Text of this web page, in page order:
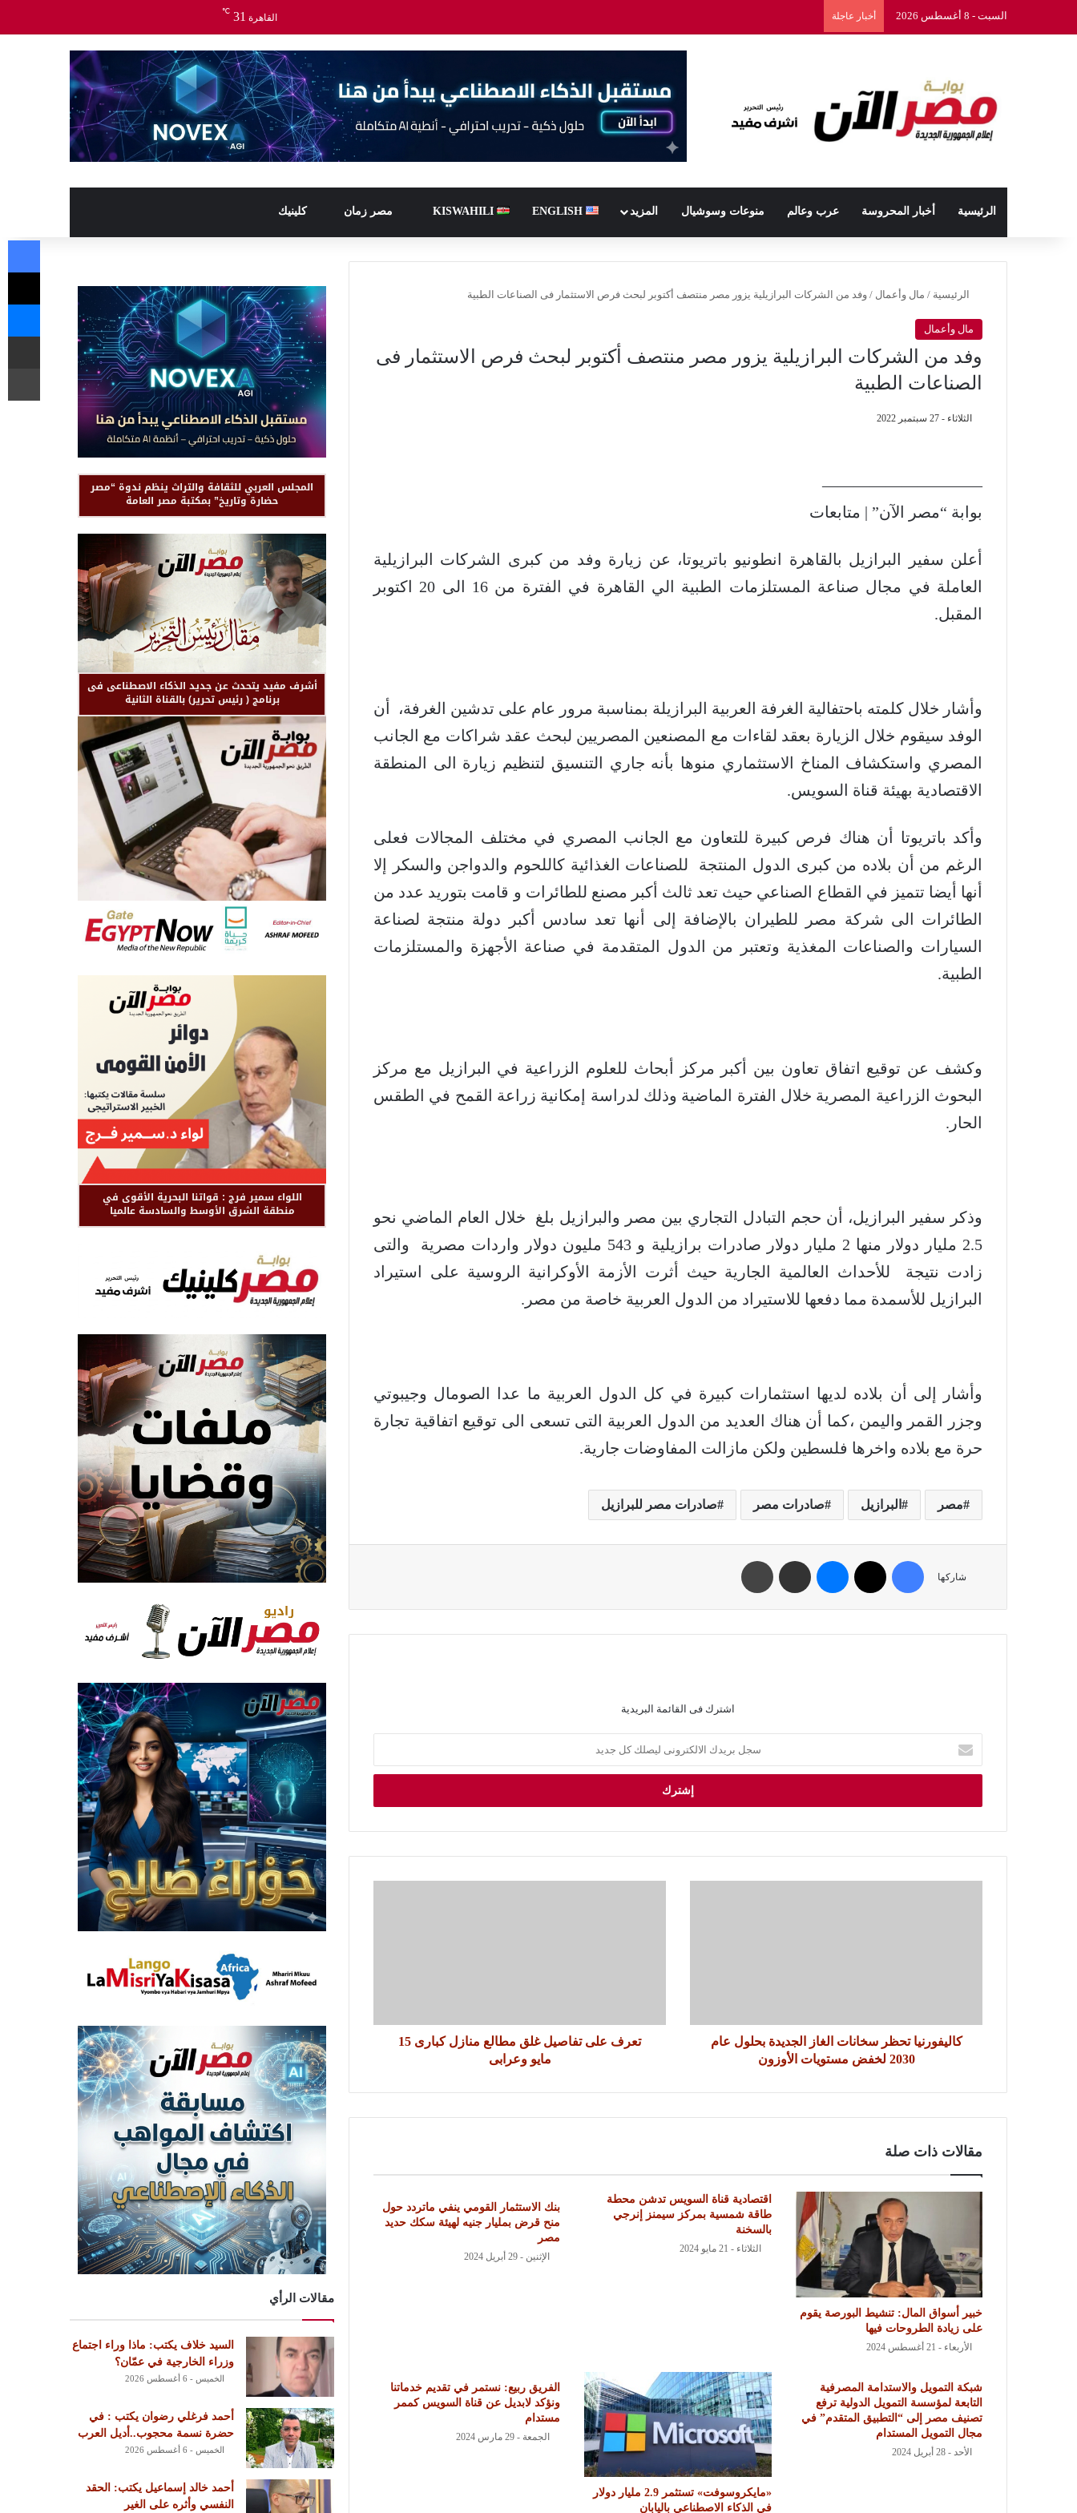
السبت - 8 أغسطس 2026 أخبار عاجلة القاهرة 31
℃
الرئيسية أخبار المحروسة عرب وعالم منوعات وسوشيال المزيد ENGLISH
KISWAHILI مصر زمان كلينيك
الرئيسية / مال وأعمال / وفد من الشركات البرازيلية يزور مصر منتصف أكتوبر لبحث فرص الاستثمار فى الصناعات الطبية
مال وأعمال
وفد من الشركات البرازيلية يزور مصر منتصف أكتوبر لبحث فرص الاستثمار فى
الصناعات الطبية
الثلاثاء - 27 سبتمبر 2022
——————————
بوابة “مصر الآن” | متابعات
أعلن سفير البرازيل بالقاهرة انطونيو باتريوتا، عن زيارة وفد من كبرى الشركات البرازيلية
العاملة في مجال صناعة المستلزمات الطبية الي القاهرة في الفترة من 16 الى 20 اكتوبر
المقبل.
وأشار خلال كلمته باحتفالية الغرفة العربية البرازيلة بمناسبة مرور عام على تدشين الغرفة، أن
الوفد سيقوم خلال الزيارة بعقد لقاءات مع المصنعين المصريين لبحث عقد شراكات مع الجانب
المصري واستكشاف المناخ الاستثماري منوها بأنه جاري التنسيق لتنظيم زيارة الى المنطقة
الاقتصادية بهيئة قناة السويس.
وأكد باتريوتا أن هناك فرص كبيرة للتعاون مع الجانب المصري في مختلف المجالات فعلى
الرغم من أن بلاده من كبرى الدول المنتجة للصناعات الغذائية كاللحوم والدواجن والسكر إلا
أنها أيضا تتميز في القطاع الصناعي حيث تعد ثالث أكبر مصنع للطائرات و قامت بتوريد عدد من
الطائرات الى شركة مصر للطيران بالإضافة إلى أنها تعد سادس أكبر دولة منتجة لصناعة
السيارات والصناعات المغذية وتعتبر من الدول المتقدمة في صناعة الأجهزة والمستلزمات
الطبية.
وكشف عن توقيع اتفاق تعاون بين أكبر مركز أبحاث للعلوم الزراعية في البرازيل مع مركز
البحوث الزراعية المصرية خلال الفترة الماضية وذلك لدراسة إمكانية زراعة القمح في الطقس
الحار.
وذكر سفير البرازيل، أن حجم التبادل التجاري بين مصر والبرازيل بلغ خلال العام الماضي نحو
2.5 مليار دولار منها 2 مليار دولار صادرات برازيلية و 543 مليون دولار واردات مصرية والتى
زادت نتيجة للأحداث العالمية الجارية حيث أثرت الأزمة الأوكرانية الروسية على استيراد
البرازيل للأسمدة مما دفعها للاستيراد من الدول العربية خاصة من مصر.
وأشار إلى أن بلاده لديها استثمارات كبيرة في كل الدول العربية ما عدا الصومال وجيبوتي
وجزر القمر واليمن ،كما أن هناك العديد من الدول العربية التى تسعى الى توقيع اتفاقية تجارة
حرة مع بلاده واخرها فلسطين ولكن مازالت المفاوضات جارية.
مصر البرازيل صادرات مصر صادرات مصر للبرازيل
شاركها
اشترك فى القائمة البريدية
كاليفورنيا تحظر سخانات الغاز الجديدة بحلول عام
2030 لخفض مستويات الأوزون
تعرف على تفاصيل غلق مطالع منازل كبارى 15
مايو وعرابى
مقالات ذات صلة
خبير أسواق المال: تنشيط البورصة يقوم
على زيادة الطروحات فيها
الأربعاء - 21 أغسطس 2024
اقتصادية قناة السويس تدشن محطة
طاقة شمسية بمركز سيمنز إنرجي
بالسخنة
الثلاثاء - 21 مايو 2024
بنك الاستثمار القومي ينفي ماتردد حول
منح قرض بمليار جنيه لهيئة سكك حديد
مصر
الإثنين - 29 أبريل 2024
شبكة التمويل والاستدامة المصرفية
التابعة لمؤسسة التمويل الدولية ترفع
تصنيف مصر إلى “التطبيق المتقدم” في
مجال التمويل المستدام
الأحد - 28 أبريل 2024
«مايكروسوفت» تستثمر 2.9 مليار دولار
في الذكاء الاصطناعي باليابان
الفريق ربيع: نستمر في تقديم خدماتنا
ونؤكد لابديل عن قناة السويس كممر
مستدام
الجمعة - 29 مارس 2024
المجلس العربي للثقافة والتراث ينظم ندوة “مصر
حضارة وتاريخ” بمكتبة مصر العامة
أشرف مفيد يتحدث عن جديد الذكاء الاصطناعى فى
برنامج ( رئيس تحرير) بالقناة الثانية
اللواء سمير فرج : قواتنا البحرية الأقوى في
منطقة الشرق الأوسط والسادسة عالميا
مقالات الرأي
السيد خلاف يكتب: ماذا وراء اجتماع
وزراء الخارجية في عمّان؟
الخميس - 6 أغسطس 2026
أحمد فرغلي رضوان يكتب : في
حضرة نسمة محجوب..أديل العرب
الخميس - 6 أغسطس 2026
أحمد خالد إسماعيل يكتب: الحقد
النفسي وأثره على الغير